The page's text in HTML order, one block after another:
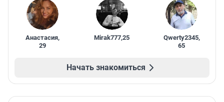
Анастасия,
29
Mirak777,25 Qwerty2345,
65
Начать знакомиться